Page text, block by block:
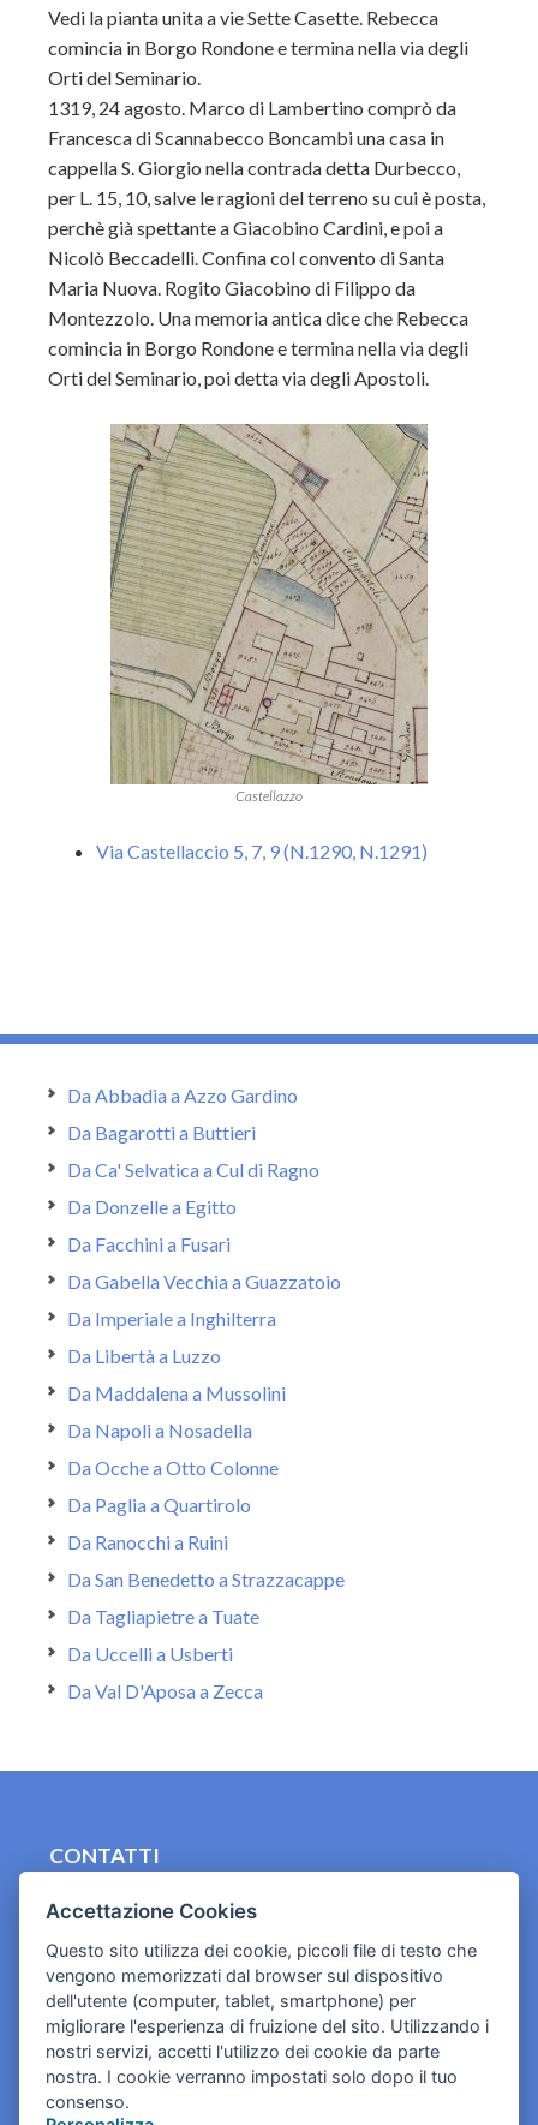
Vedi la pianta unita a vie Sette Casette. Rebecca
comincia in Borgo Rondone e termina nella via degli
Orti del Seminario.
1319, 24 agosto. Marco di Lambertino comprò da
Francesca di Scannabecco Boncambi una casa in
cappella S. Giorgio nella contrada detta Durbecco,
per L. 15, 10, salve le ragioni del terreno su cui è posta,
perchè già spettante a Giacobino Cardini, e poi a
Nicolò Beccadelli. Confina col convento di Santa
Maria Nuova. Rogito Giacobino di Filippo da
Montezzolo. Una memoria antica dice che Rebecca
comincia in Borgo Rondone e termina nella via degli
Orti del Seminario, poi detta via degli Apostoli.
Castellazzo
Via Castellaccio 5, 7, 9 (N.1290, N.1291)
Da Abbadia a Azzo Gardino
Da Bagarotti a Buttieri
Da Ca' Selvatica a Cul di Ragno
Da Donzelle a Egitto
Da Facchini a Fusari
Da Gabella Vecchia a Guazzatoio
Da Imperiale a Inghilterra
Da Libertà a Luzzo
Da Maddalena a Mussolini
Da Napoli a Nosadella
Da Ocche a Otto Colonne
Da Paglia a Quartirolo
Da Ranocchi a Ruini
Da San Benedetto a Strazzacappe
Da Tagliapietre a Tuate
Da Uccelli a Usberti
Da Val D'Aposa a Zecca
CONTATTI
Cookies e informativa privacy
Accettazione Cookies
Questo sito utilizza dei cookie, piccoli file di testo che
vengono memorizzati dal browser sul dispositivo
dell'utente (computer, tablet, smartphone) per
migliorare l'esperienza di fruizione del sito. Utilizzando i
nostri servizi, accetti l'utilizzo dei cookie da parte
nostra. I cookie verranno impostati solo dopo il tuo
consenso.